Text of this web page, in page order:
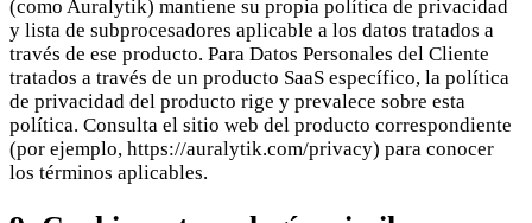
(como Auralytik) mantiene su propia política de privacidad
y lista de subprocesadores aplicable a los datos tratados a
través de ese producto. Para Datos Personales del Cliente
tratados a través de un producto SaaS específico, la política
de privacidad del producto rige y prevalece sobre esta
política. Consulta el sitio web del producto correspondiente
(por ejemplo, https://auralytik.com/privacy) para conocer
los términos aplicables.